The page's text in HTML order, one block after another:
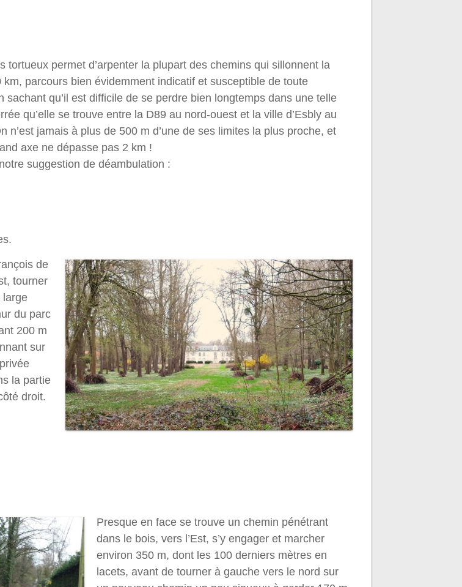
tortueux permet d’arpenter la plupart des chemins qui sillonnent la
km, parcours bien évidemment indicatif et susceptible de toute
sachant qu’il est difficile de se perdre bien longtemps dans une telle
qu’elle se trouve entre la D89 au nord-ouest et la ville d’Esbly au
n’est jamais à plus de 500 m d’une de ses limites la plus proche, et
axe ne dépasse pas 2 km !
suggestion de déambulation :
de
tourner
large
du parc
200 m
sur
la partie
droit.
Presque en face se trouve un chemin pénétrant
dans le bois, vers l’Est, s’y engager et marcher
environ 350 m, dont les 100 derniers mètres en
lacets, avant de tourner à gauche vers le nord sur